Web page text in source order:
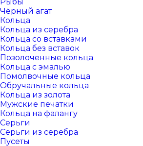
Чёрный агат
Кольца
Кольца из серебра
Кольца со вставками
Кольца без вставок
Позолоченные кольца
Кольца с эмалью
Помолвочные кольца
Обручальные кольца
Кольца из золота
Мужские печатки
Кольца на фалангу
Серьги
Серьги из серебра
Пусеты